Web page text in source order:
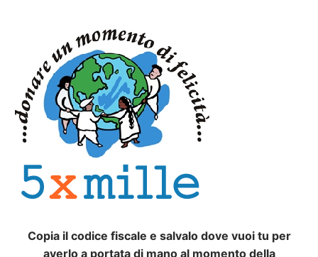
Copia il codice fiscale e salvalo dove vuoi tu per
averlo a portata di mano al momento della